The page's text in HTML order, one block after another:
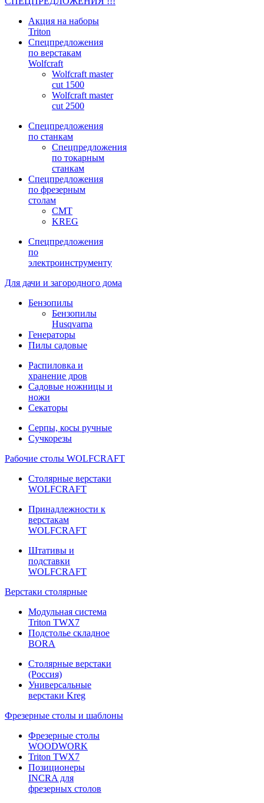
Акция на наборы
Triton
Спецпредложения
по верстакам
Wolfcraft
Wolfcraft master
cut 1500
Wolfcraft master
cut 2500
Спецпредложения
по станкам
Спецпредложения
по токарным
станкам
Спецпредложения
по фрезерным
столам
CMT
KREG
Спецпредложения
по
электроинструменту
Для дачи и загородного дома
Бензопилы
Бензопилы
Husqvarna
Генераторы
Пилы садовые
Распиловка и
хранение дров
Садовые ножницы и
ножи
Секаторы
Серпы, косы ручные
Сучкорезы
Рабочие столы WOLFCRAFT
Столярные верстаки
WOLFCRAFT
Принадлежности к
верстакам
WOLFCRAFT
Штативы и
подставки
WOLFCRAFT
Верстаки столярные
Модульная система
Triton TWX7
Подстолье складное
BORA
Столярные верстаки
(Россия)
Универсальные
верстаки Kreg
Фрезерные столы и шаблоны
Фрезерные столы
WOODWORK
Triton TWX7
Позиционеры
INCRA для
фрезерных столов